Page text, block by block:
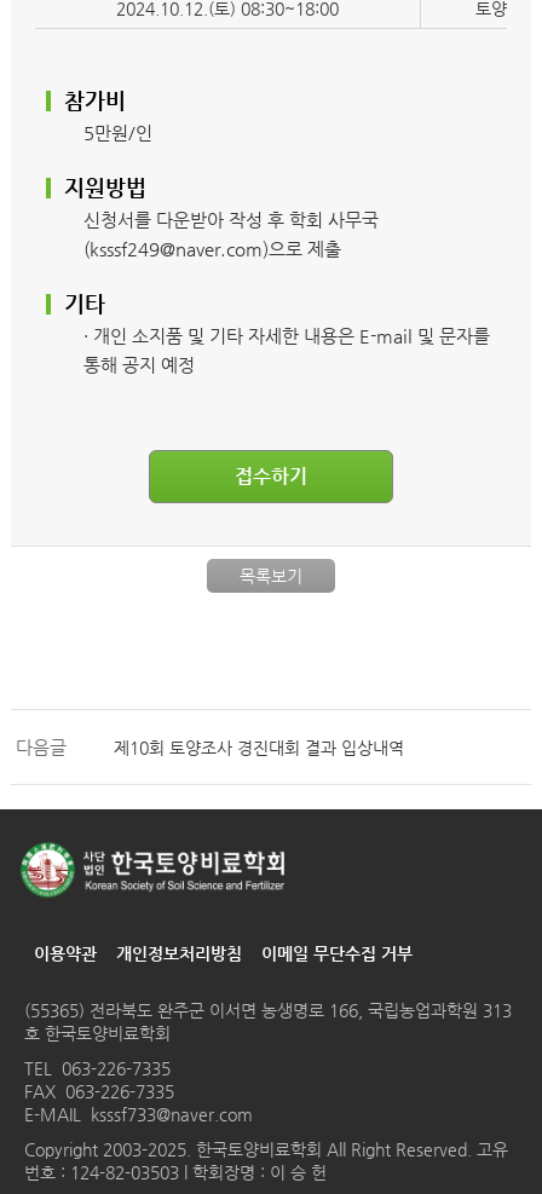
2024.10.12.(토) 08:30~18:00 토양조
참가비
5만원/인
지원방법
신청서를 다운받아 작성 후 학회 사무국
(ksssf249@naver.com)으로 제출
기타
· 개인 소지품 및 기타 자세한 내용은 E-mail 및 문자를
통해 공지 예정
접수하기
목록보기
다음글 제10회 토양조사 경진대회 결과 입상내역
이용약관 개인정보처리방침 이메일 무단수집 거부
(55365) 전라북도 완주군 이서면 농생명로 166, 국립농업과학원 313
호 한국토양비료학회
TEL 063-226-7335
FAX 063-226-7335
E-MAIL
ksssf733@naver.com
Copyright 2003-2025. 한국토양비료학회 All Right Reserved. 고유
번호 : 124-82-03503 l 학회장명 : 이 승 헌